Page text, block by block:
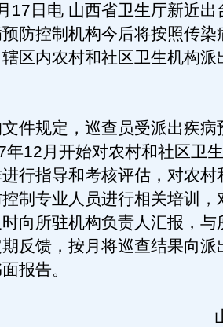
日电 山西省卫生厅新近出
防控制机构今后将按照传染
区内农村和社区卫生机构派
规定，巡查员受派出疾病
年12月开始对农村和社区卫
行指导和考核评估，对农村
制专业人员进行相关培训，
向所驻机构负责人汇报，与
反馈，按月将巡查结果向派
报告。
山